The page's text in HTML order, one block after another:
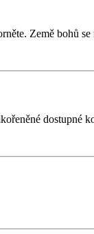
Země bohů
dostupné